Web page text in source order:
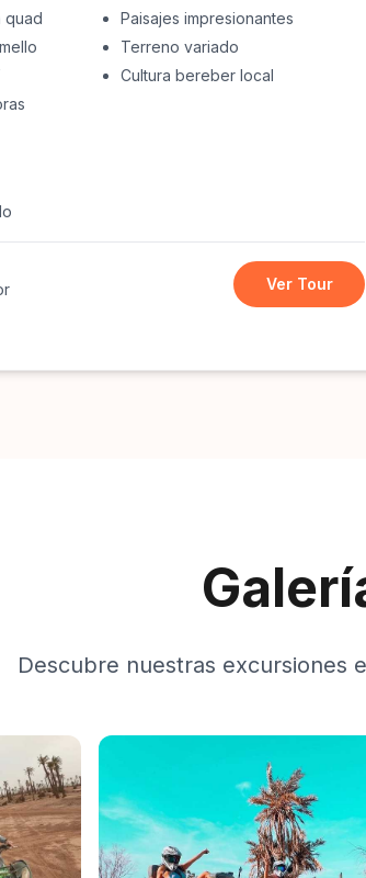
quad
Paisajes impresionantes
Terreno variado
Cultura bereber local
Ver Tour
Descubre nuestras excursiones